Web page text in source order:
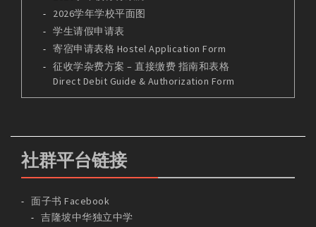
2026学年学校平面图
学生请假申请表
寄宿申请表格 Hostel Application Form
征收学杂费方案 – 直接缴费 指南和表格
Direct Debit Guide & Authorization Form
社群平台链接
面子书 Facebook
吉隆坡中华独立中学